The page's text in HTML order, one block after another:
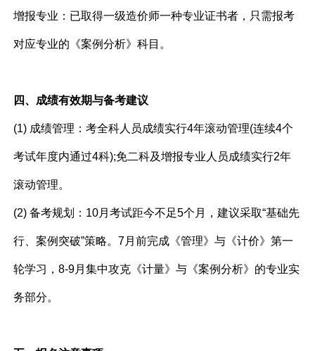
增报专业：已取得一级造价师一种专业证书者，只需报考
对应专业的《案例分析》科目。
四、成绩有效期与备考建议
(1) 成绩管理：考全科人员成绩实行4年滚动管理(连续4个
考试年度内通过4科);免二科及增报专业人员成绩实行2年
滚动管理。
(2) 备考规划：10月考试距今不足5个月，建议采取“基础先
行、案例突破”策略。7月前完成《管理》与《计价》第一
轮学习，8-9月集中攻克《计量》与《案例分析》的专业实
务部分。